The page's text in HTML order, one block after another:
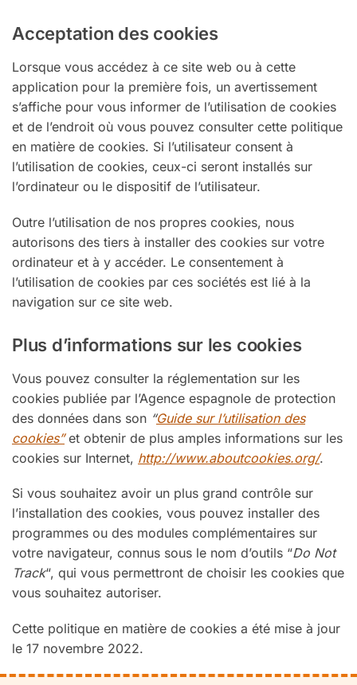
Acceptation des cookies
Lorsque vous accédez à ce site web ou à cette
application pour la première fois, un avertissement
s’affiche pour vous informer de l’utilisation de cookies
et de l’endroit où vous pouvez consulter cette politique
en matière de cookies. Si l’utilisateur consent à
l’utilisation de cookies, ceux-ci seront installés sur
l’ordinateur ou le dispositif de l’utilisateur.
Outre l’utilisation de nos propres cookies, nous
autorisons des tiers à installer des cookies sur votre
ordinateur et à y accéder. Le consentement à
l’utilisation de cookies par ces sociétés est lié à la
navigation sur ce site web.
Plus d’informations sur les cookies
Vous pouvez consulter la réglementation sur les
cookies publiée par l’Agence espagnole de protection
des données dans son “Guide sur l’utilisation des
cookies”et obtenir de plus amples informations sur les
cookies sur Internet, http://www.aboutcookies.org/.
Si vous souhaitez avoir un plus grand contrôle sur
l’installation des cookies, vous pouvez installer des
programmes ou des modules complémentaires sur
votre navigateur, connus sous le nom d’outils “Do Not
Track“, qui vous permettront de choisir les cookies que
vous souhaitez autoriser.
Cette politique en matière de cookies a été mise à jour
le 17 novembre 2022.